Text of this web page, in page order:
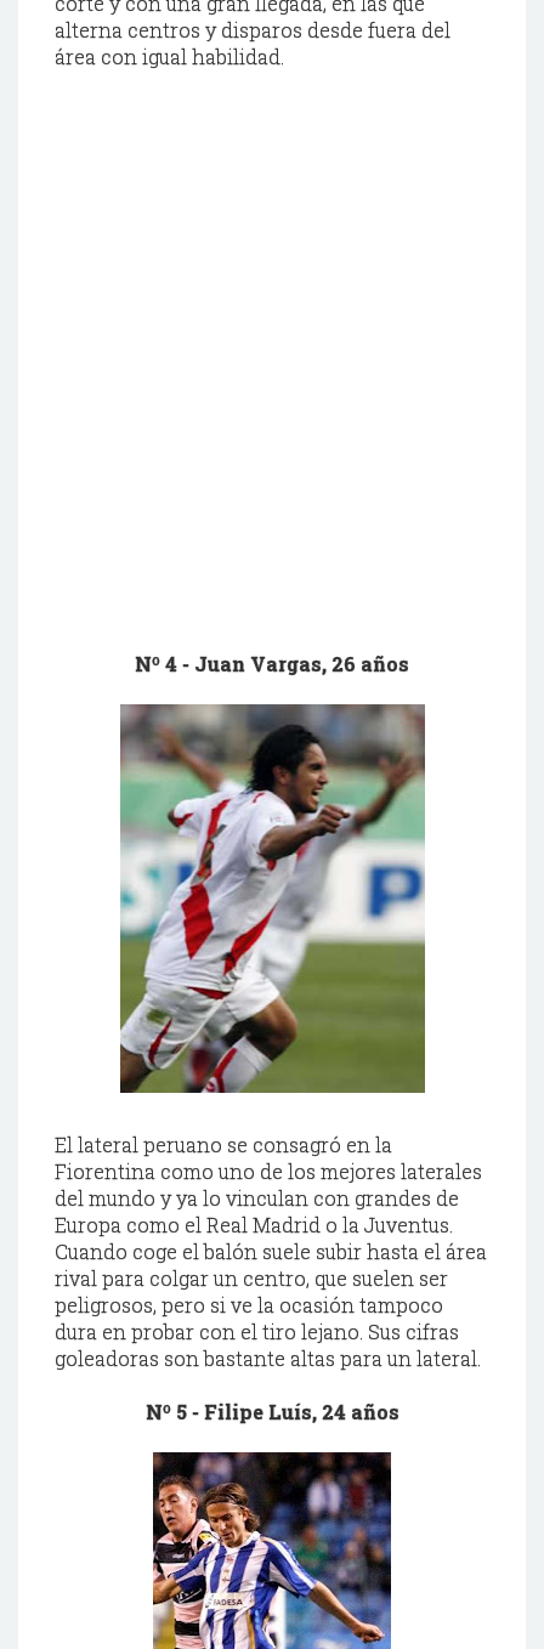
alterna centros y disparos desde fuera del
área con igual habilidad.
Nº 4 - Juan Vargas, 26 años
El lateral peruano se consagró en la
Fiorentina como uno de los mejores laterales
del mundo y ya lo vinculan con grandes de
Europa como el Real Madrid o laJuventus.
Cuando coge el balón suele subir hasta el área
rival para colgar un centro, que suelen ser
peligrosos, pero si ve la ocasión tampoco
dura en probar con el tiro lejano. Sus cifras
goleadoras son bastante altas para un lateral.
Nº 5 -FilipeLuís, 24 años